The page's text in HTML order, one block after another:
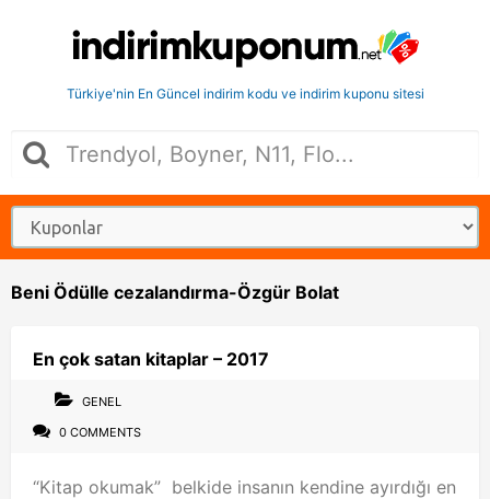
Türkiye'nin En Güncel indirim kodu ve indirim kuponu sitesi
Beni Ödülle cezalandırma-Özgür Bolat
En çok satan kitaplar – 2017
GENEL
0 COMMENTS
“Kitap okumak” belkide insanın kendine ayırdığı en